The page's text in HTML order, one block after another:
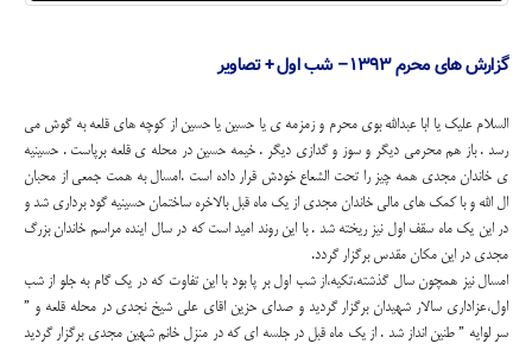
گزارش های محرم ۱۳۹۳ – شب اول + تصاویر
السلام علیک یا ابا عبدالله بوی محرم و زمزمه ی یا حسین یا حسین از کوچه های قلعه به گوش می
رسد . باز هم محرمی دیگر و سوز و گدازی دیگر . خیمه حسین در محله ی قلعه برپاست . حسینیه
ی خاندان مجدی همه چیز را تحت الشعاع خودش قرار داده است .امسال به همت جمعی از محبان
ال الله و با کمک های مالی خاندان مجدی از یک ماه قبل بالاخره ساختمان حسینیه گود برداری شد و
در این یک ماه سقف اول نیز ریخته شد . با این روند امید است که در سال اینده مراسم خاندان بزرگ
مجدی در این مکان مقدس برگزار گردد.
امسال نیز همچون سال گذشته،تکیه،از شب اول بر پا بود با این تفاوت که در یک گام به جلو از شب
اول،عزاداری سالار شهیدان برگزار گردید و صدای حزین اقای علی شیخ نجدی در محله قلعه و ”
سر لوایه ” طنین انداز شد . از یک ماه قبل در جلسه ای که در منزل خانم شهین مجدی برگزار گردید